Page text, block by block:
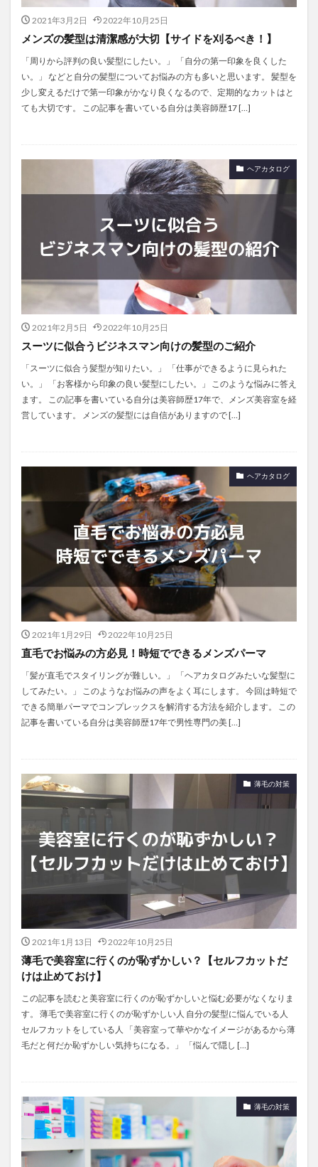
2021年3月2日 2022年10月25日
メンズの髪型は清潔感が大切【サイドを刈るべき！】
「周りから評判の良い髪型にしたい。」 「自分の第一印象を良くした
い。」 などと自分の髪型についてお悩みの方も多いと思います。 髪型を
少し変えるだけで第一印象がかなり良くなるので、定期的なカットはと
ても大切です。 この記事を書いている自分は美容師歴17 […]
ヘアカタログ
2021年2月5日 2022年10月25日
スーツに似合うビジネスマン向けの髪型のご紹介
「スーツに似合う髪型が知りたい。」 「仕事ができるように見られた
い。」 「お客様から印象の良い髪型にしたい。」 このような悩みに答え
ます。 この記事を書いている自分は美容師歴17年で、メンズ美容室を経
営しています。 メンズの髪型には自信がありますので […]
ヘアカタログ
2021年1月29日 2022年10月25日
直毛でお悩みの方必見！時短でできるメンズパーマ
「髪が直毛でスタイリングが難しい。」 「ヘアカタログみたいな髪型に
してみたい。」 このようなお悩みの声をよく耳にします。 今回は時短で
できる簡単パーマでコンプレックスを解消する方法を紹介します。 この
記事を書いている自分は美容師歴17年で男性専門の美 […]
薄毛の対策
2021年1月13日 2022年10月25日
薄毛で美容室に行くのが恥ずかしい？【セルフカットだ
けは止めておけ】
この記事を読むと美容室に行くのが恥ずかしいと悩む必要がなくなりま
す。 薄毛で美容室に行くのが恥ずかしい人 自分の髪型に悩んでいる人
セルフカットをしている人 「美容室って華やかなイメージがあるから薄
毛だと何だか恥ずかしい気持ちになる。」 「悩んで隠し […]
薄毛の対策